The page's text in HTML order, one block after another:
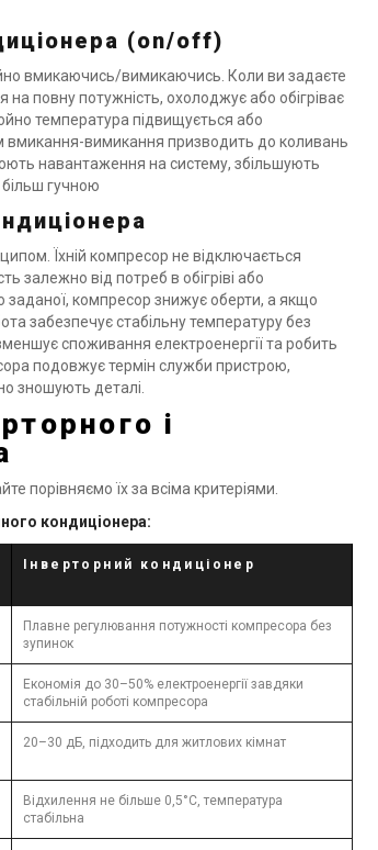
(on/off)
вмикаючись/вимикаючись. Коли ви задаєте
повну потужність, охолоджує або обігріває
температура підвищується або
вмикання-вимикання призводить до коливань
навантаження на систему, збільшують
гучною
Їхній компресор не відключається
залежно від потреб в обігріві або
компресор знижує оберти, а якщо
забезпечує стабільну температуру без
споживання електроенергії та робить
подовжує термін служби пристрою,
зношують деталі.
і
порівняємо їх за всіма критеріями.
кондиціонера:
Інверторний кондиціонер
Плавне регулювання потужності компресора без
зупинок
Економія до 30–50% електроенергії завдяки
стабільній роботі компресора
20–30 дБ, підходить для житлових кімнат
Відхилення не більше 0,5°C, температура
стабільна